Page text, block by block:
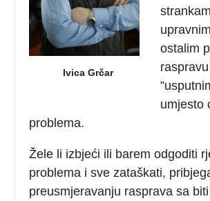
Ivica Grčar
ostalim
umjesto
problema.
Žele li izbjeći ili barem odgoditi
problema i sve zataškati,
preusmjeravanju rasprava sa